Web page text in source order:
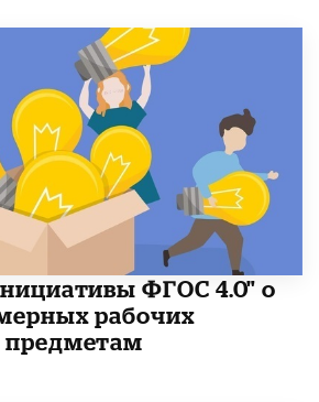
ФГОС 4.0" о
рабочих